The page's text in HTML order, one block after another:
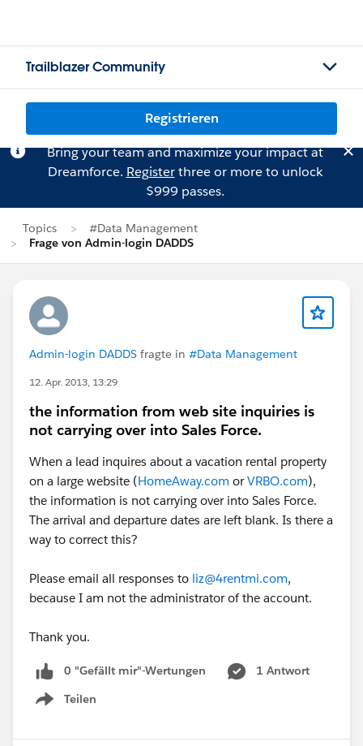
Trailblazer Community
Registrieren
Bring your team and maximize your impact at
Dreamforce. Registerthree or more to unlock
$999 passes.
Topics
#Data Management
Frage von Admin-login DADDS
Admin-login DADDS fragte in #Data Management
12. Apr. 2013, 13:29
the information from web site inquiries is
not carrying over into Sales Force.
When a lead inquires about a vacation rental property
on a large website (HomeAway.com orVRBO.com),
the information is not carrying over into Sales Force.
The arrival and departure dates are left blank. Is there a
way to correct this?
Please email all responses to liz@4rentmi.com,
because I am not the administrator of the account.
Thank you.
0 "Gefällt mir"-Wertungen
1 Antwort
Teilen
Show menu